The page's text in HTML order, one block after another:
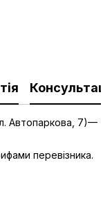
Автопаркова, 7)—
перевізника.